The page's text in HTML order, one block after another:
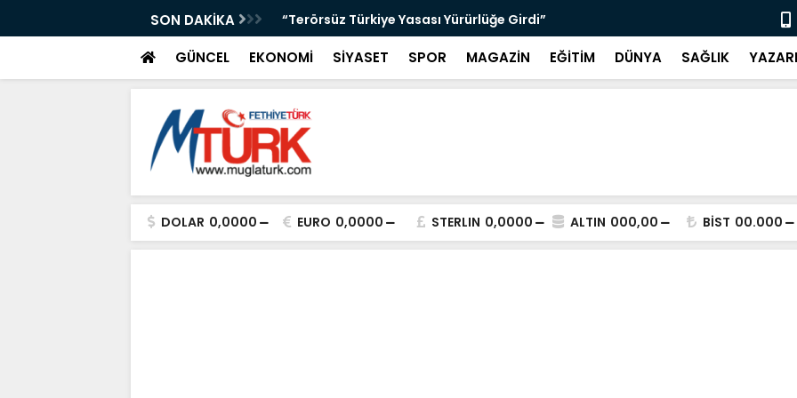
SON DAKİKA
Marmaris’te El İşi Yolculuğu” “Terörsüz Türkiye Yasası Yürürlüğe Girdi”
GÜNCEL EKONOMİ SİYASET SPOR MAGAZİN EĞİTİM DÜNYA SAĞLIK
DOLAR 0,0000 EURO 0,0000 STERLIN 0,0000 ALTIN 000,00 BİST 00.000